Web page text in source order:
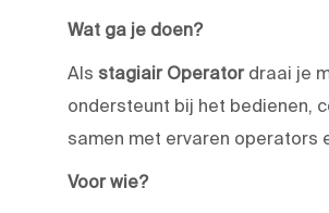
Wat ga je doen?
Als stagiair Operatordraai je
ondersteunt bij het bedienen,
samen met ervaren operators
Voor wie?